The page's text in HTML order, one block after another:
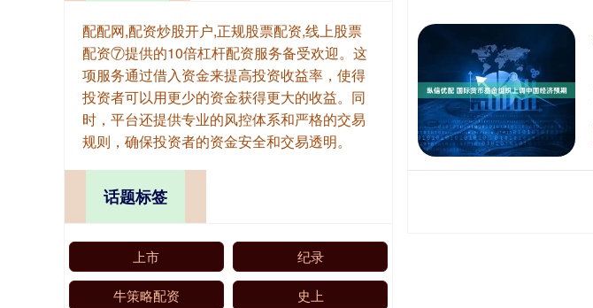
配配网,配资炒股开户,正规股票配资,线上股票
配资⑦提供的10倍杠杆配资服务备受欢迎。这
项服务通过借入资金来提高投资收益率，使得
投资者可以用更少的资金获得更大的收益。同
时，平台还提供专业的风控体系和严格的交易
规则，确保投资者的资金安全和交易透明。
话题标签
上市 纪录
牛策略配资 史上